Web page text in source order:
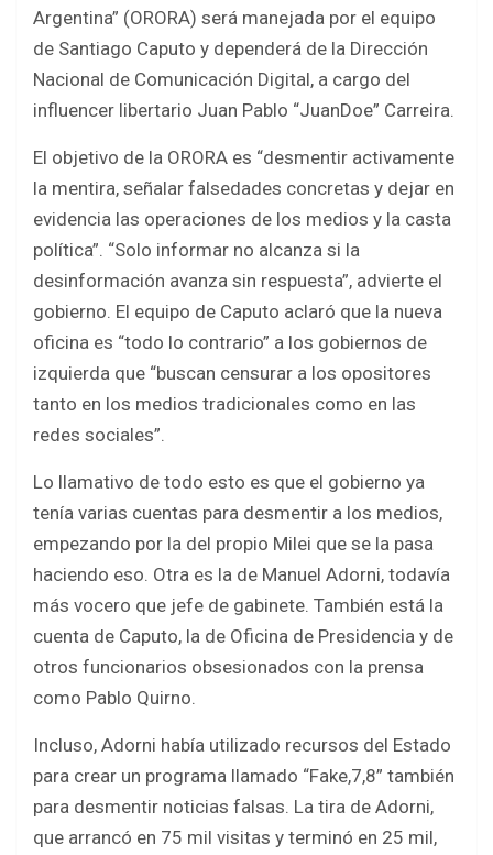
Argentina” (ORORA) será manejada por el equipo
de Santiago Caputo y dependerá de la Dirección
Nacional de Comunicación Digital, a cargo del
influencer libertario Juan Pablo “JuanDoe” Carreira.
El objetivo de la ORORA es “desmentir activamente
la mentira, señalar falsedades concretas y dejar en
evidencia las operaciones de los medios y la casta
política”. “Solo informar no alcanza si la
desinformación avanza sin respuesta”, advierte el
gobierno. El equipo de Caputo aclaró que la nueva
oficina es “todo lo contrario” a los gobiernos de
izquierda que “buscan censurar a los opositores
tanto en los medios tradicionales como en las
redes sociales”.
Lo llamativo de todo esto es que el gobierno ya
tenía varias cuentas para desmentir a los medios,
empezando por la del propio Milei que se la pasa
haciendo eso. Otra es la de Manuel Adorni, todavía
más vocero que jefe de gabinete. También está la
cuenta de Caputo, la de Oficina de Presidencia y de
otros funcionarios obsesionados con la prensa
como Pablo Quirno.
Incluso, Adorni había utilizado recursos del Estado
para crear un programa llamado “Fake,7,8” también
para desmentir noticias falsas. La tira de Adorni,
que arrancó en 75 mil visitas y terminó en 25 mil,